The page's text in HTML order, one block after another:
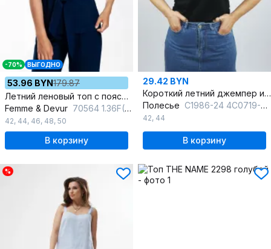
-70% ВЫГОДНО
53.96 BYN179.87
Летний леновый топ с поясом и глубоким V-вырезом
Femme & Devur 70564 1.36F(170)
42, 44, 46, 48, 50
В корзину
29.42 BYN
Короткий летний джемпер из хлопкового трикотажа черный
Полесье С1986-24 4С0719-Д43 170,176 глубокий_черный
42, 44
В корзину
%